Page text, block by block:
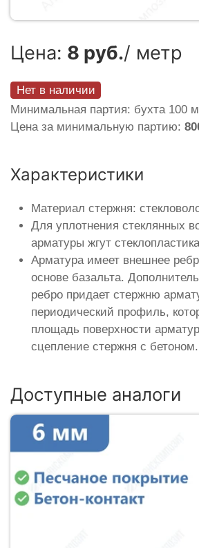
Цена: 8 руб./ метр
Нет в наличии
Минимальная партия: бухта 100
Цена за минимальную партию:
Характеристики
Материал стержня:
Для уплотнения стеклянных
арматуры жгут
Арматура имеет внешнее
основе базальта.
ребро придает стержню
периодический профиль,
площадь поверхности
сцепление стержня с бетоном.
Доступные аналоги